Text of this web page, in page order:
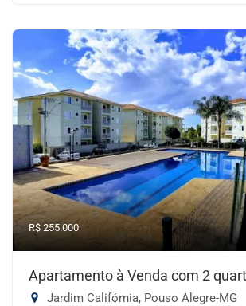
R$ 255.000
Apartamento à Venda com 2
Jardim Califórnia, Pouso Alegre-MG